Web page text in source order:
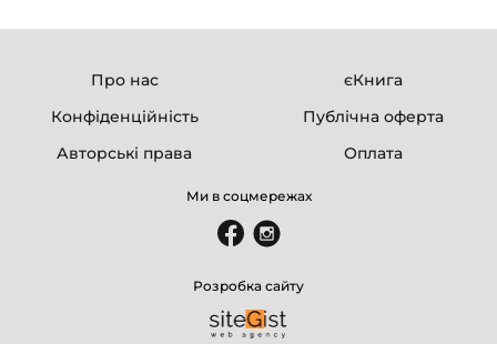
Про нас
єКнига
Конфіденційність
Публічна оферта
Авторські права
Оплата
Ми в соцмережах
Розробка сайту